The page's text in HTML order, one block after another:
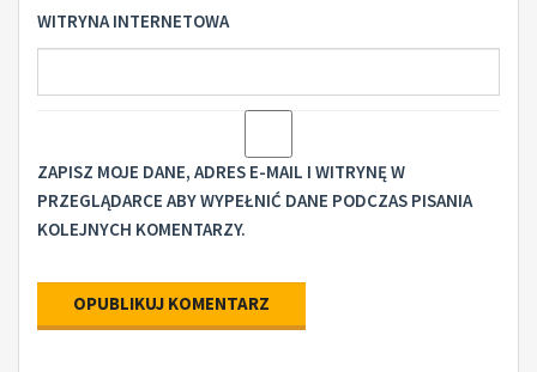
WITRYNA INTERNETOWA
ZAPISZ MOJE DANE, ADRES E-MAIL I WITRYNĘ W
PRZEGLĄDARCE ABY WYPEŁNIĆ DANE PODCZAS PISANIA
KOLEJNYCH KOMENTARZY.